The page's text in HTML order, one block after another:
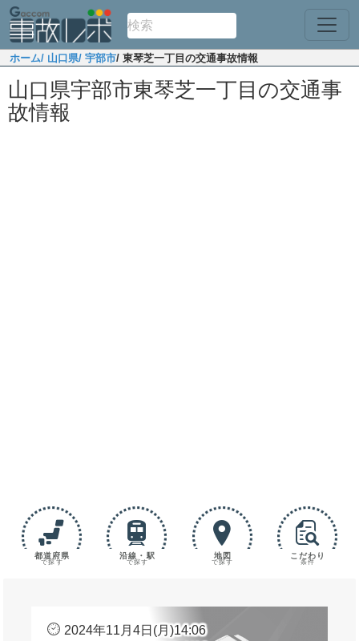
ホーム/ 山口県/ 宇部市/ 東琴芝一丁目の交通事故情報
山口県宇部市東琴芝一丁目の交通事
故情報
都道府県
で探す
沿線・駅
で探す
地図
で探す
こだわり
条件
2024年11月4日(月)14:06